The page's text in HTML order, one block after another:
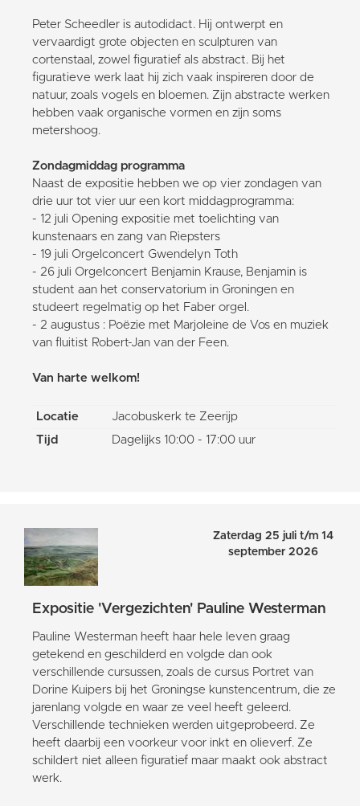
Peter Scheedler is autodidact. Hij ontwerpt en
vervaardigt grote objecten en sculpturen van
cortenstaal, zowel figuratief als abstract. Bij het
figuratieve werk laat hij zich vaak inspireren door de
natuur, zoals vogels en bloemen. Zijn abstracte werken
hebben vaak organische vormen en zijn soms
metershoog.
Zondagmiddag programma
Naast de expositie hebben we op vier zondagen van
drie uur tot vier uur een kort middagprogramma:
- 12 juli Opening expositie met toelichting van
kunstenaars en zang van Riepsters
- 19 juli Orgelconcert Gwendelyn Toth
- 26 juli Orgelconcert Benjamin Krause, Benjamin is
student aan het conservatorium in Groningen en
studeert regelmatig op het Faber orgel.
- 2 augustus : Poëzie met Marjoleine de Vos en muziek
van fluitist Robert-Jan van der Feen.
Van harte welkom!
Locatie
Jacobuskerk te Zeerijp
Tijd
Dagelijks 10:00 - 17:00 uur
Zaterdag 25 juli t/m 14
september 2026
Expositie 'Vergezichten' Pauline Westerman
Pauline Westerman heeft haar hele leven graag
getekend en geschilderd en volgde dan ook
verschillende cursussen, zoals de cursus Portret van
Dorine Kuipers bij het Groningse kunstencentrum, die ze
jarenlang volgde en waar ze veel heeft geleerd.
Verschillende technieken werden uitgeprobeerd. Ze
heeft daarbij een voorkeur voor inkt en olieverf. Ze
schildert niet alleen figuratief maar maakt ook abstract
werk.